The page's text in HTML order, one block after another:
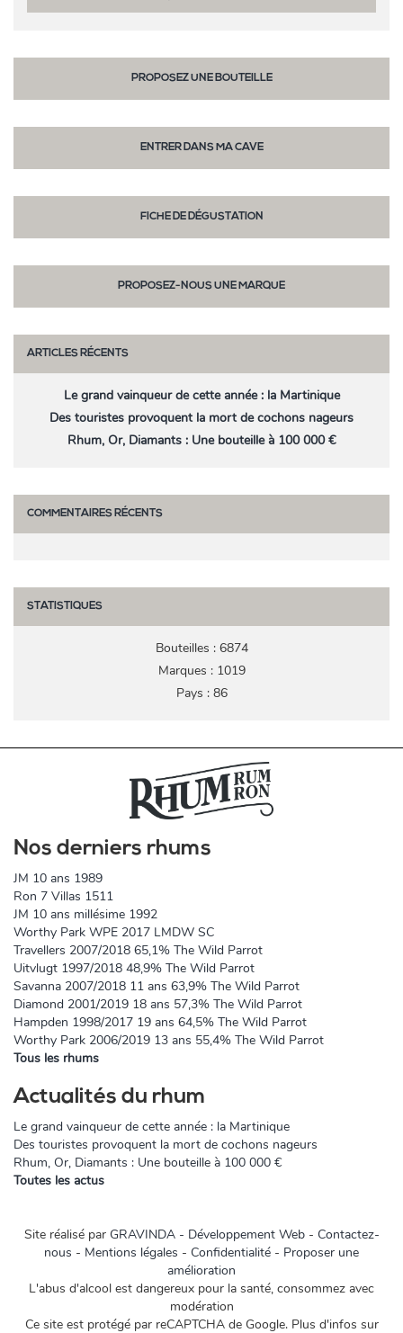
PROPOSEZ UNE BOUTEILLE
ENTRER DANS MA CAVE
FICHE DE DÉGUSTATION
PROPOSEZ-NOUS UNE MARQUE
ARTICLES RÉCENTS
Le grand vainqueur de cette année : la Martinique
Des touristes provoquent la mort de cochons nageurs
Rhum, Or, Diamants : Une bouteille à 100 000 €
COMMENTAIRES RÉCENTS
STATISTIQUES
Bouteilles : 6874
Marques : 1019
Pays : 86
Nos derniers rhums
JM 10 ans 1989
Ron 7 Villas 1511
JM 10 ans millésime 1992
Worthy Park WPE 2017 LMDW SC
Travellers 2007/2018 65,1% The Wild Parrot
Uitvlugt 1997/2018 48,9% The Wild Parrot
Savanna 2007/2018 11 ans 63,9% The Wild Parrot
Diamond 2001/2019 18 ans 57,3% The Wild Parrot
Hampden 1998/2017 19 ans 64,5% The Wild Parrot
Worthy Park 2006/2019 13 ans 55,4% The Wild Parrot
Tous les rhums
Actualités du rhum
Le grand vainqueur de cette année : la Martinique
Des touristes provoquent la mort de cochons nageurs
Rhum, Or, Diamants : Une bouteille à 100 000 €
Toutes les actus
Site réalisé par GRAVINDA - Développement Web- Contactez-
nous - Mentions légales - Confidentialité - Proposer une
amélioration
L'abus d'alcool est dangereux pour la santé, consommez avec
modération
Ce site est protégé par reCAPTCHA de Google. Plus d'infos sur